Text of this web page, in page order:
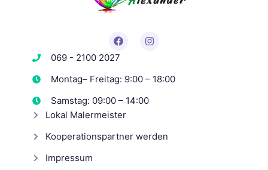
069 - 2100 2027
Montag– Freitag: 9:00 – 18:00
Samstag: 09:00 – 14:00
Lokal Malermeister
Kooperationspartner werden
Impressum